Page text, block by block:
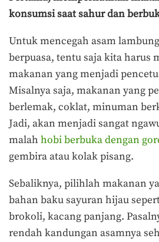
konsumsi saat sahur dan
Untuk mencegah asam
berpuasa, tentu saja kita harus
makanan yang menjadi
Misalnya saja, makanan yang
berlemak, coklat, minuman
Jadi, akan menjadi sangat
malah hobi berbuka dengan
gembira atau kolak pisang.
Sebaliknya, pilihlah makanan
bahan baku sayuran hijau
brokoli, kacang panjang.
rendah kandungan asamnya